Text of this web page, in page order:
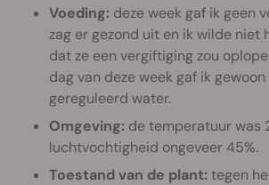
Voeding: deze week gaf ik geen
zag er gezond uit en ik wilde niet
dat ze een vergiftiging zou
dag van deze week gaf ik gewoon
gereguleerd water.
Omgeving: de temperatuur was
luchtvochtigheid ongeveer 45%.
Toestand van de plant: tegen